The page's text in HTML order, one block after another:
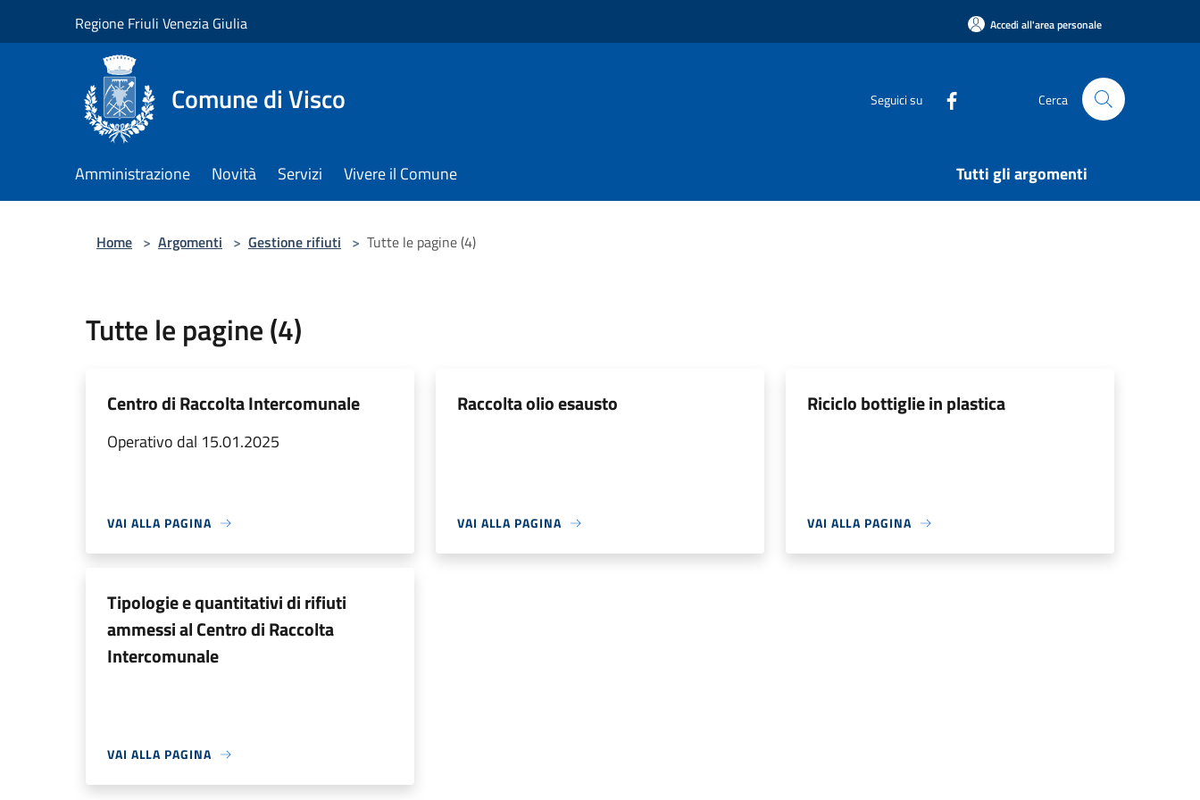
Regione Friuli Venezia Giulia Accedi all'area personale
Comune di Visco Seguici su Cerca
Amministrazione Novità Servizi Vivere il Comune Tutti gli argomenti
Home > Argomenti > Gestione rifiuti > Tutte le pagine (4)
Tutte le pagine (4)
Centro di Raccolta Intercomunale
Operativo dal 15.01.2025
VAI ALLA PAGINA
Raccolta olio esausto
VAI ALLA PAGINA
Riciclo bottiglie in plastica
VAI ALLA PAGINA
Tipologie e quantitativi di rifiuti
ammessi al Centro di Raccolta
Intercomunale
VAI ALLA PAGINA